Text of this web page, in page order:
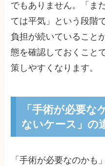
でもありません。「ま
ては平気」という段階
負担が続いていること
態を確認しておくこと
策しやすくなります。
「手術が必要
ないケース」の
「手術が必要なのかも